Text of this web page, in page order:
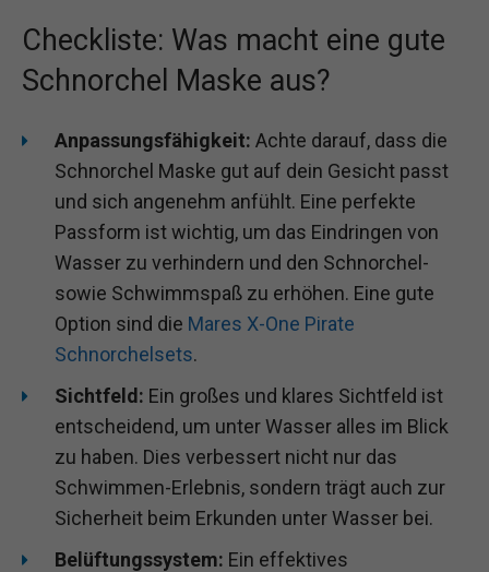
Checkliste: Was macht eine gute
Schnorchel Maske aus?
Anpassungsfähigkeit: Achte darauf, dass die
Schnorchel Maske gut auf dein Gesicht passt
und sich angenehm anfühlt. Eine perfekte
Passform ist wichtig, um das Eindringen von
Wasser zu verhindern und den Schnorchel-
sowie Schwimmspaß zu erhöhen. Eine gute
Option sind die Mares X-One Pirate
Schnorchelsets.
Sichtfeld: Ein großes und klares Sichtfeld ist
entscheidend, um unter Wasser alles im Blick
zu haben. Dies verbessert nicht nur das
Schwimmen-Erlebnis, sondern trägt auch zur
Sicherheit beim Erkunden unter Wasser bei.
Belüftungssystem: Ein effektives